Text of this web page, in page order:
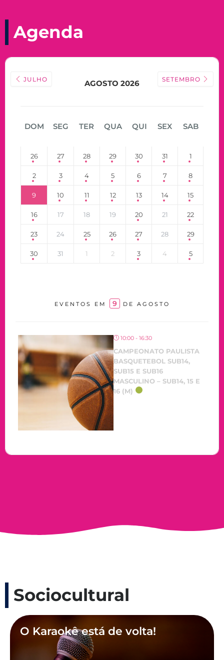
Agenda
JULHO AGOSTO 2026 SETEMBRO
DOM SEG TER QUA QUI SEX SAB
26 27 28 29 30 31 1
2 3 4 5 6 7 8
9 10 11 12 13 14 15
16 17 18 19 20 21 22
23 24 25 26 27 28 29
30 31 1 2 3 4 5
EVENTOS EM 9 DE AGOSTO
10:00 - 16:30
CAMPEONATO PAULISTA
BASQUETEBOL SUB14,
SUB15 E SUB16
MASCULINO – SUB14, 15 E
16 (M)
Sociocultural
O Karaokê está de volta!